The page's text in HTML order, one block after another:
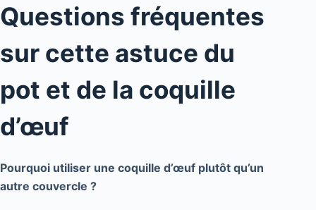
Questions fréquentes
sur cette astuce du
pot et de la coquille
d’œuf
Pourquoi utiliser une coquille d’œuf plutôt qu’un
autre couvercle ?